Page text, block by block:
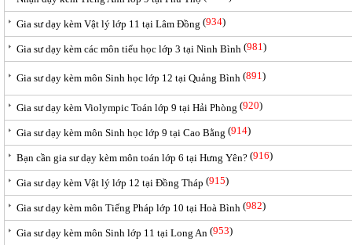
Gia sư dạy kèm Vật lý lớp 11 tại Lâm Đồng (934)
Gia sư dạy kèm các môn tiểu học lớp 3 tại Ninh Bình (981)
Gia sư dạy kèm môn Sinh học lớp 12 tại Quảng Bình (891)
Gia sư dạy kèm Violympic Toán lớp 9 tại Hải Phòng (920)
Gia sư dạy kèm môn Sinh học lớp 9 tại Cao Bằng (914)
Bạn cần gia sư dạy kèm môn toán lớp 6 tại Hưng Yên? (916)
Gia sư dạy kèm Vật lý lớp 12 tại Đồng Tháp (915)
Gia sư dạy kèm môn Tiếng Pháp lớp 10 tại Hoà Bình (982)
Gia sư dạy kèm môn Sinh lớp 11 tại Long An (953)